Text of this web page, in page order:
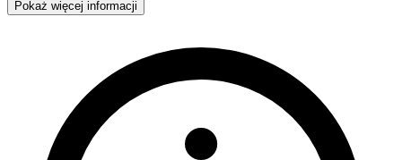
Pokaż więcej informacji